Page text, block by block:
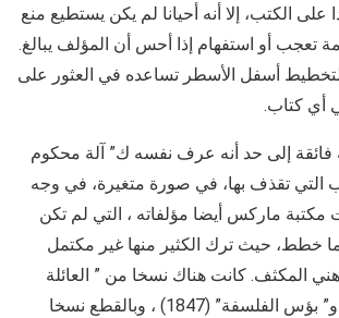
على الكتب، إلا أنه أحيانا لم يكن يستطيع منع
تعجب أو استفهام إذا أحس أن المؤلف يبالغ.
أسفل الأسطر تساعده في العثور على
أي كتاب.
فائقة إلى حد أنه عرف نفسه ك” آلة محكوم
التي تقذف بها، في صورة متغيرة، في وجه
مكتبة ماركس أيضا مؤلفاته ، التي لم تكن
خطط، حيث ترك الكثير منها غير مكتمل
المكثف. كانت هناك نسخا من ” العائلة
المقدسة” (1845)- و” بؤس الفلسفة” (1847) ، وبالقطع نسخا